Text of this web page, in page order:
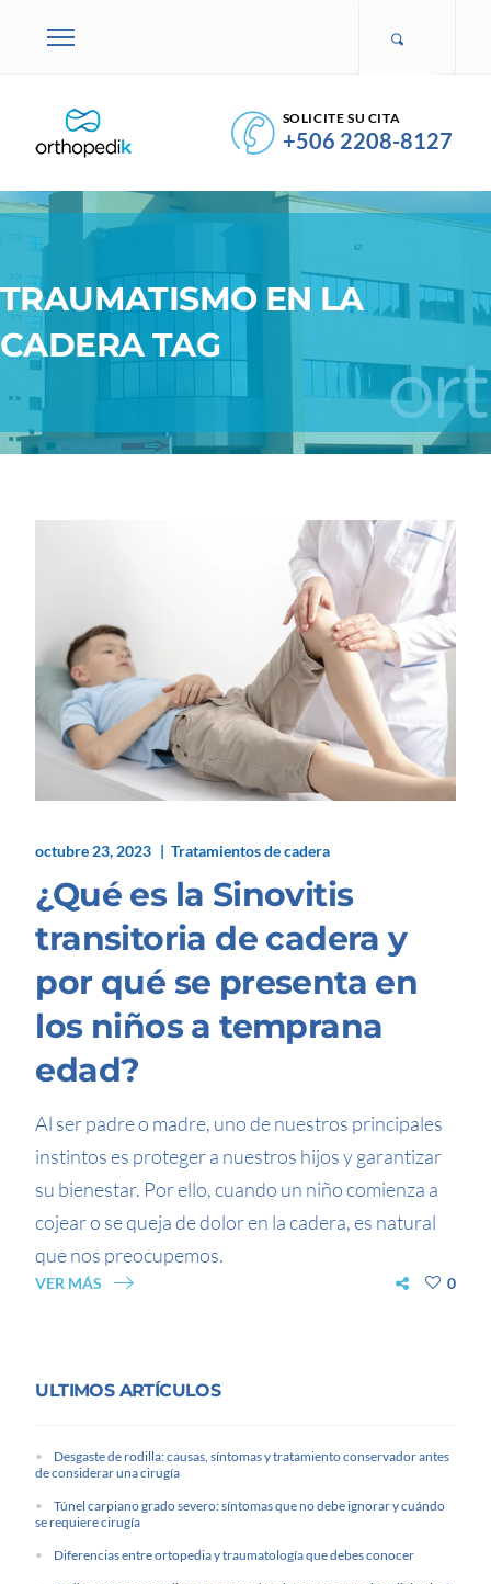
SOLICITE SU CITA
+506 2208-8127
TRAUMATISMO EN LA
CADERA TAG
octubre 23, 2023 Tratamientos de cadera
¿Qué es la Sinovitis
transitoria de cadera y
por qué se presenta en
los niños a temprana
edad?
Al ser padre o madre, uno de nuestros principales
instintos es proteger a nuestros hijos y garantizar
su bienestar. Por ello, cuando un niño comienza a
cojear o se queja de dolor en la cadera, es natural
que nos preocupemos.
VER MÁS 0
ULTIMOS ARTÍCULOS
Desgaste de rodilla: causas, síntomas y tratamiento conservador antes
de considerar una cirugía
Túnel carpiano grado severo: síntomas que no debe ignorar y cuándo
se requiere cirugía
Diferencias entre ortopedia y traumatología que debes conocer